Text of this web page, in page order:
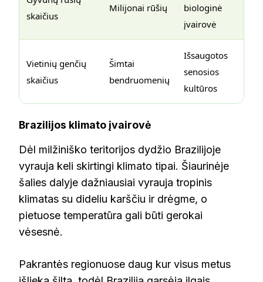
skaičius
Milijonai rūšių
biologinė
įvairovė
Vietinių genčių
skaičius
Šimtai
bendruomenių
Išsaugotos
senosios
kultūros
Brazilijos klimato įvairovė
Dėl milžiniško teritorijos dydžio Brazilijoje
vyrauja keli skirtingi klimato tipai. Šiaurinėje
šalies dalyje dažniausiai vyrauja tropinis
klimatas su dideliu karščiu ir drėgme, o
pietuose temperatūra gali būti gerokai
vėsesnė.
Pakrantės regionuose daug kur visus metus